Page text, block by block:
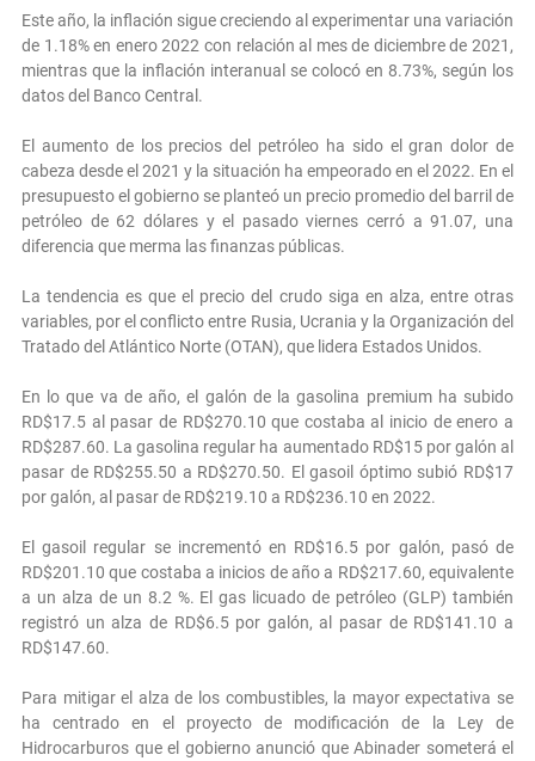
Este año, la inflación sigue creciendo al experimentar una variación
de 1.18% en enero 2022 con relación al mes de diciembre de 2021,
mientras que la inflación interanual se colocó en 8.73%, según los
datos del Banco Central.
El aumento de los precios del petróleo ha sido el gran dolor de
cabeza desde el 2021 y la situación ha empeorado en el 2022. En el
presupuesto el gobierno se planteó un precio promedio del barril de
petróleo de 62 dólares y el pasado viernes cerró a 91.07, una
diferencia que merma las finanzas públicas.
La tendencia es que el precio del crudo siga en alza, entre otras
variables, por el conflicto entre Rusia, Ucrania y la Organización del
Tratado del Atlántico Norte (OTAN), que lidera Estados Unidos.
En lo que va de año, el galón de la gasolina premium ha subido
RD$17.5 al pasar de RD$270.10 que costaba al inicio de enero a
RD$287.60. La gasolina regular ha aumentado RD$15 por galón al
pasar de RD$255.50 a RD$270.50. El gasoil óptimo subió RD$17
por galón, al pasar de RD$219.10 a RD$236.10 en 2022.
El gasoil regular se incrementó en RD$16.5 por galón, pasó de
RD$201.10 que costaba a inicios de año a RD$217.60, equivalente
a un alza de un 8.2 %. El gas licuado de petróleo (GLP) también
registró un alza de RD$6.5 por galón, al pasar de RD$141.10 a
RD$147.60.
Para mitigar el alza de los combustibles, la mayor expectativa se
ha centrado en el proyecto de modificación de la Ley de
Hidrocarburos que el gobierno anunció que Abinader someterá el